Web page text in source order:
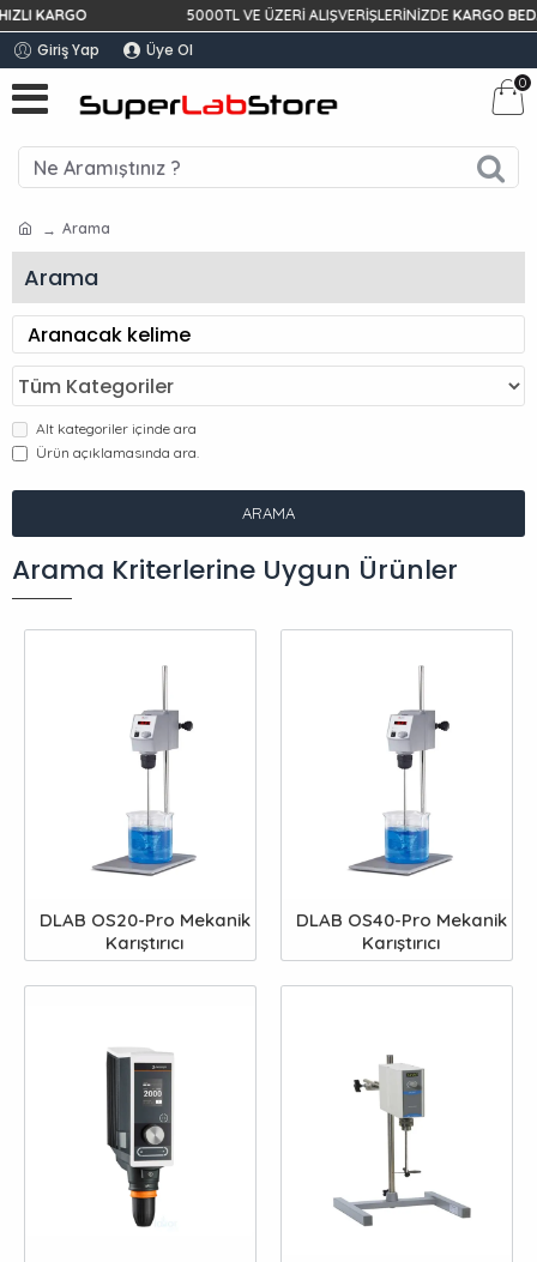
KARGO 5000TL VE ÜZERİ ALIŞVERİŞLERİNİZDEKARGO
Giriş Yap Üye Ol
0
Arama
Arama
Alt kategoriler içinde ara
Ürün açıklamasında ara.
ARAMA
Arama Kriterlerine Uygun Ürünler
DLAB OS20-Pro Mekanik
Karıştırıcı
DLAB OS40-Pro Mekanik
Karıştırıcı